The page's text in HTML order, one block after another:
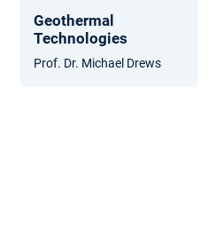
Geothermal
Technologies
Prof. Dr. Michael Drews